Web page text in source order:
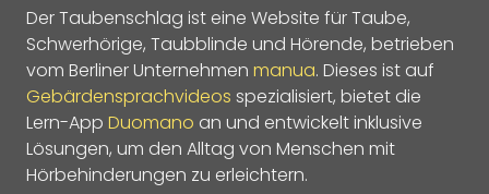
Der Taubenschlag ist eine Website für Taube,
Schwerhörige, Taubblinde und Hörende, betrieben
vom Berliner Unternehmen manua. Dieses ist auf
Gebärdensprachvideos spezialisiert, bietet die
Lern-App Duomano an und entwickelt inklusive
Lösungen, um den Alltag von Menschen mit
Hörbehinderungen zu erleichtern.